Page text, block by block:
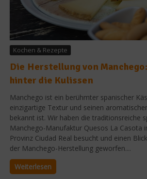
Kochen & Rezepte
Die Herstellung von
hinter die Kulissen
Manchego ist ein berühmter spanischer
einzigartige Textur und seinen
bekannt ist. Wir haben die traditionsreiche
Manchego-Manufaktur Quesos La Casota
Provinz Ciudad Real besucht und einen
der Manchego-Herstellung geworfen....
Weiterlesen